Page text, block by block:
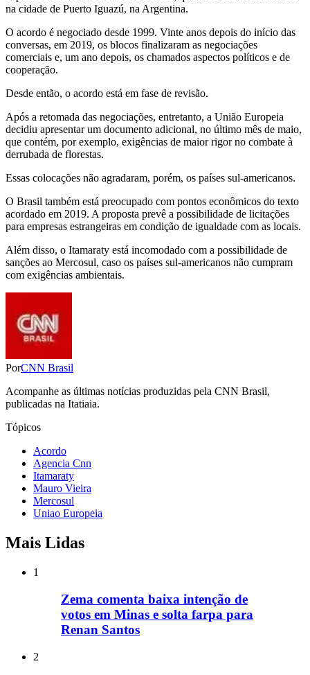
na cidade de Puerto Iguazú, na Argentina.
O acordo é negociado desde 1999. Vinte anos depois do início das
conversas, em 2019, os blocos finalizaram as negociações
comerciais e, um ano depois, os chamados aspectos políticos e de
cooperação.
Desde então, o acordo está em fase de revisão.
Após a retomada das negociações, entretanto, a União Europeia
decidiu apresentar um documento adicional, no último mês de maio,
que contém, por exemplo, exigências de maior rigor no combate à
derrubada de florestas.
Essas colocações não agradaram, porém, os países sul-americanos.
O Brasil também está preocupado com pontos econômicos do texto
acordado em 2019. A proposta prevê a possibilidade de licitações
para empresas estrangeiras em condição de igualdade com as locais.
Além disso, o Itamaraty está incomodado com a possibilidade de
sanções ao Mercosul, caso os países sul-americanos não cumpram
com exigências ambientais.
PorCNN Brasil
Acompanhe as últimas notícias produzidas pela CNN Brasil,
publicadas na Itatiaia.
Tópicos
Acordo
Agencia Cnn
Itamaraty
Mauro Vieira
Mercosul
Uniao Europeia
Mais Lidas
1
Zema comenta baixa intenção de
votos em Minas e solta farpa para
Renan Santos
2